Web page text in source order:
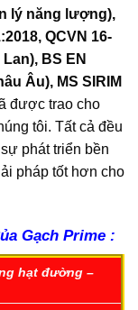
lý năng lượng),
QCVN 16-
BS EN
Âu), MS SIRIM
được trao cho
tôi. Tất cả đều
phát triển bền
pháp tốt hơn cho
Gạch Prime :
hạt đường –